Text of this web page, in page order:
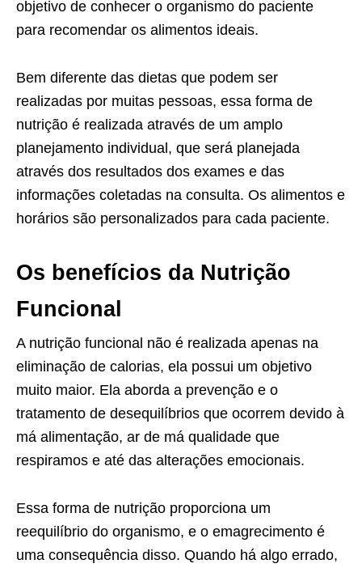
objetivo de conhecer o organismo do paciente
para recomendar os alimentos ideais.
Bem diferente das dietas que podem ser
realizadas por muitas pessoas, essa forma de
nutrição é realizada através de um amplo
planejamento individual, que será planejada
através dos resultados dos exames e das
informações coletadas na consulta. Os alimentos e
horários são personalizados para cada paciente.
Os benefícios da Nutrição
Funcional
A nutrição funcional não é realizada apenas na
eliminação de calorias, ela possui um objetivo
muito maior. Ela aborda a prevenção e o
tratamento de desequilíbrios que ocorrem devido à
má alimentação, ar de má qualidade que
respiramos e até das alterações emocionais.
Essa forma de nutrição proporciona um
reequilíbrio do organismo, e o emagrecimento é
uma consequência disso. Quando há algo errado,